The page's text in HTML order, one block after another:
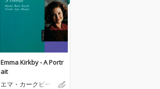
Emma Kirkby - A Portr
ait
エマ・カークビー